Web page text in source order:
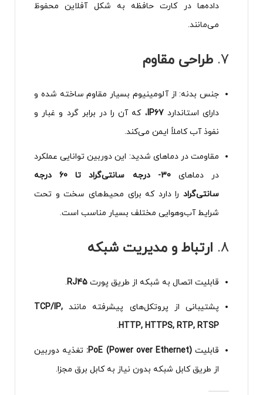
داده‌ها در کارت حافظه به شکل آفلاین محفوظ
می‌مانند.
7. طراحی مقاوم
جنس بدنه: از آلومینیوم بسیار مقاوم ساخته شده و
دارای استانداردIP67، که آن را در برابر گرد و غبار و
نفوذ آب کاملاً ایمن می‌کند.
مقاومت در دماهای شدید: این دوربین توانایی عملکرد
در دماهای
30- درجه سانتی‌گراد تا 60 درجه
سانتی‌گراد را دارد که برای محیط‌های سخت و تحت
شرایط آب‌وهوایی مختلف بسیار مناسب است.
8. ارتباط و مدیریت شبکه
قابلیت اتصال به شبکه از طریق پورت RJ45
.
پشتیبانی از پروتکل‌های پیشرفته مانند TCP/IP,
HTTP, HTTPS, RTP, RTSP
.
قابلیتPoE (Power over Ethernet):تغذیه دوربین
از طریق کابل شبکه بدون نیاز به کابل برق مجزا.